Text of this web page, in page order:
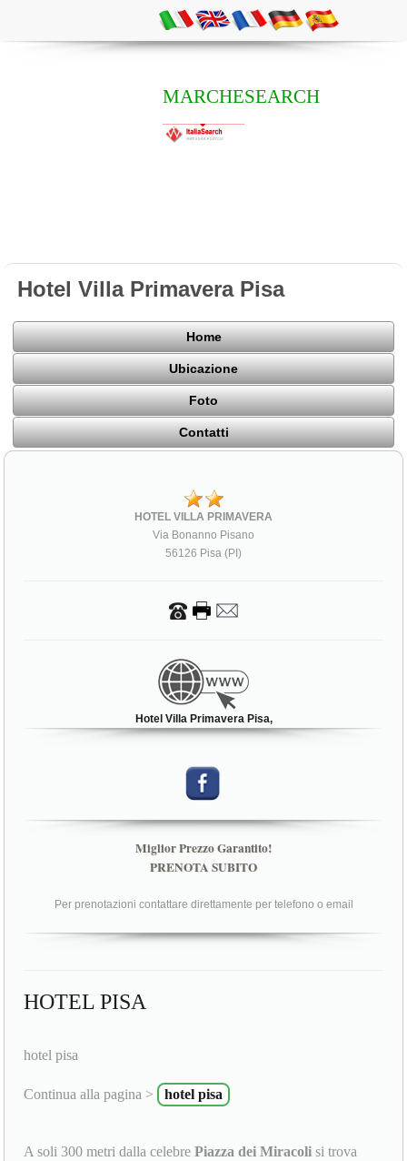
MARCHESEARCH
Hotel Villa Primavera Pisa
Home
Ubicazione
Foto
Contatti
HOTEL VILLA PRIMAVERA
Via Bonanno Pisano
56126 Pisa (PI)
Hotel Villa Primavera Pisa,
Miglior Prezzo Garantito!
PRENOTA SUBITO
Per prenotazioni contattare direttamente per telefono o email
HOTEL PISA
hotel pisa
Continua alla pagina > hotel pisa
A soli 300 metri dalla celebrePiazza dei Miracoli si trova